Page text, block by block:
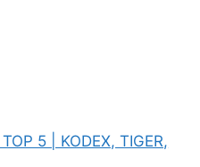
5 | KODEX, TIGER,